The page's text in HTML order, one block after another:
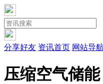
分享好友 资讯首页 网站导航
压缩空气储